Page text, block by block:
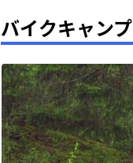
バイクキャン